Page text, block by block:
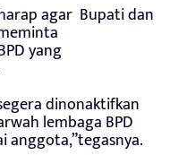
agar Bupati dan
yang
dinonaktifkan
lembaga BPD
anggota,”tegasnya.